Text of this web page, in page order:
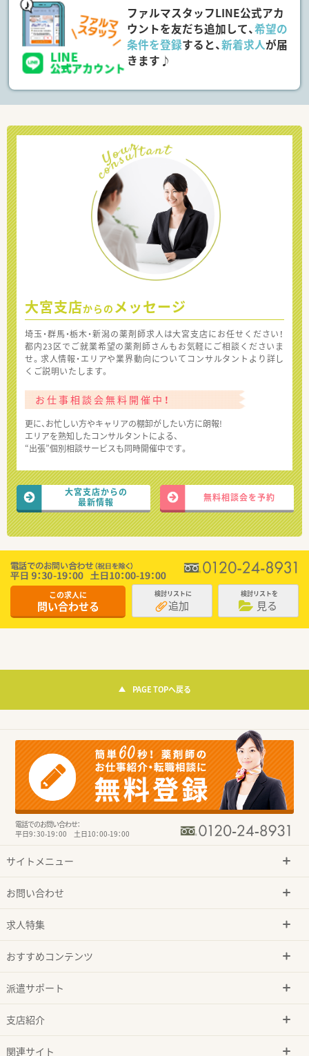
ファルマスタッフLINE公式アカ
ウントを友だち追加して、希望の
条件を登録すると、新着求人が届
きます♪
大宮支店からの メッセージ
埼玉・群馬・栃木・新潟の薬剤師求人は大宮支店にお任せください！
都内23区でご就業希望の薬剤師さんもお気軽にご相談くださいま
せ。求人情報・エリアや業界動向についてコンサルタントより詳し
くご説明いたします。
お仕事相談会無料開催中！
更に、お忙しい方やキャリアの棚卸がしたい方に朗報!
エリアを熟知したコンサルタントによる、
“出張”個別相談サービスも同時開催中です。
大宮支店からの
最新情報
無料相談会を予約
この求人に
問い合わせる
検討リストに
追加
検討リストを
見る
PAGE TOPへ戻る
電話でのお問い合わせ：
平日9：30-19：00 土日10：00-19：00
サイトメニュー
お問い合わせ
求人特集
おすすめコンテンツ
派遣サポート
支店紹介
関連サイト